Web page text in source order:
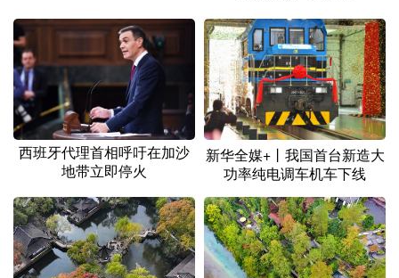
西班牙代理首相呼吁在加沙
地带立即停火
新华全媒+丨我国首台新造大
功率纯电调车机车下线